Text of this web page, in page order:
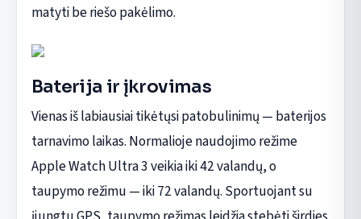
matyti be riešo pakėlimo.
Baterija ir įkrovimas
Vienas iš labiausiai tikėtųsi patobulinimų — baterijos
tarnavimo laikas. Normalioje naudojimo režime
Apple Watch Ultra 3 veikia iki 42 valandų, o
taupymo režimu — iki 72 valandų. Sportuojant su